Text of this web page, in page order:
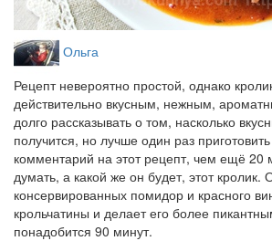
Ольга
Рецепт невероятно простой, однако
действительно вкусным, нежным,
долго рассказывать о том, насколько
получится, но лучше один раз
комментарий на этот рецепт, чем ещё 20
думать, а какой же он будет, этот кролик.
консервированных помидор и красного
крольчатины и делает его более
понадобится 90 минут.